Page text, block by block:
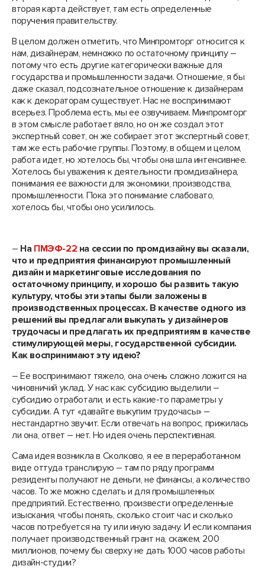
вторая карта действует, там есть определенные
поручения правительству.
В целом должен отметить, что Минпромторг относится к
нам, дизайнерам, немножко по остаточному принципу –
потому что есть другие категорически важные для
государства и промышленности задачи. Отношение, я бы
даже сказал, подсознательное отношение к дизайнерам
как к декораторам существует. Нас не воспринимают
всерьез. Проблема есть, мы ее озвучиваем. Минпромторг
в этом смысле работает вяло, но он же создал этот
экспертный совет, он же собирает этот экспертный совет,
там же есть рабочие группы. Поэтому, в общем и целом,
работа идет, но хотелось бы, чтобы она шла интенсивнее.
Хотелось бы уважения к деятельности промдизайнера,
понимания ее важности для экономики, производства,
промышленности. Пока это понимание слабовато,
хотелось бы, чтобы оно усилилось.
– На ПМЭФ-22 на сессии по промдизайну вы сказали,
что и предприятия финансируют промышленный
дизайн и маркетинговые исследования по
остаточному принципу, и хорошо бы развить такую
культуру, чтобы эти этапы были заложены в
производственных процессах. В качестве одного из
решений вы предлагали выкупать у дизайнеров
трудочасы и предлагать их предприятиям в качестве
стимулирующей меры, государственной субсидии.
Как воспринимают эту идею?
– Ее воспринимают тяжело, она очень сложно ложится на
чиновничий уклад. У нас как: субсидию выделили –
субсидию отработали, и есть какие-то параметры у
субсидии. А тут «давайте выкупим трудочасы» –
нестандартно звучит. Если отвечать на вопрос, прижилась
ли она, ответ – нет. Но идея очень перспективная.
Сама идея возникла в Сколково, я ее в переработанном
виде оттуда транслирую – там по ряду программ
резиденты получают не деньги, не финансы, а количество
часов. То же можно сделать и для промышленных
предприятий. Естественно, произвести определенные
изыскания, чтобы понять, сколько стоит час и сколько
часов потребуется на ту или иную задачу. И если компания
получает производственный грант на, скажем, 200
миллионов, почему бы сверху не дать 1000 часов работы
дизайн-студии?